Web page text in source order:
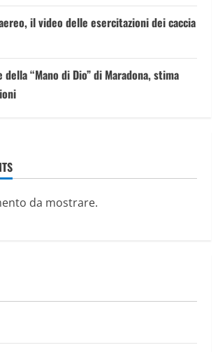
il video delle esercitazioni dei caccia
della “Mano di Dio” di Maradona, stima
da mostrare.